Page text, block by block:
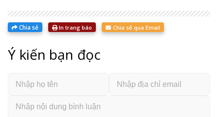
Chia sẻ In trang báo Chia sẻ qua Email
Ý kiến bạn đọc